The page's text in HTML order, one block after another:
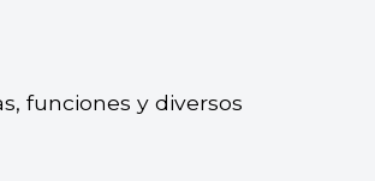
funciones y diversos